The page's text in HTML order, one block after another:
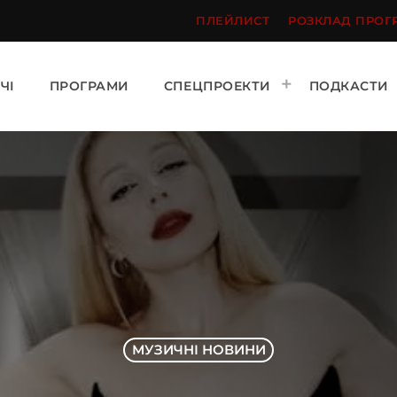
ПЛЕЙЛИСТ РОЗКЛАД
ПРОГРАМИ СПЕЦПРОЕКТИ ПОДКАСТИ
МУЗИЧНІ НОВИНИ